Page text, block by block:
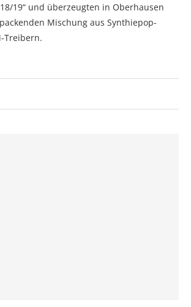
19“ und überzeugten in Oberhausen
Mischung aus Synthiepop-
Treibern.